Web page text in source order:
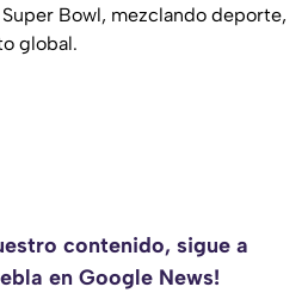
Bowl, mezclando deporte,
global.
contenido, sigue a
en Google News!